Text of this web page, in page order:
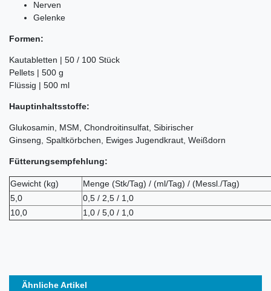
Nerven
Gelenke
Formen:
Kautabletten | 50 / 100 Stück
Pellets | 500 g
Flüssig | 500 ml
Hauptinhaltsstoffe:
Glukosamin, MSM, Chondroitinsulfat, Sibirischer
Ginseng, Spaltkörbchen, Ewiges Jugendkraut, Weißdorn
Fütterungsempfehlung:
Gewicht (kg)
Menge (Stk/Tag) / (ml/Tag) / (Messl./Tag)
5,0
0,5 / 2,5 / 1,0
10,0
1,0 / 5,0 / 1,0
Ähnliche Artikel